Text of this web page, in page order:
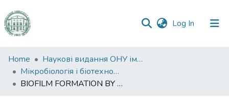
Log In (current)
Communities
&
Collections
Home
Наукові видання ОНУ імені І. І. Мечникова
Мікробіологія і біотехнологія
BIOFILM FORMATION BY PSEUDOMONAS AERUGINOSA STRAINS WITH DIFFERENT LEVELS OF CYCLIC DI-GUANOSINE MONOPHOSPHATE BIOSYNTHESIS